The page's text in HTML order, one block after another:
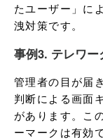
たユーザー」に
洩対策です。
事例3. テレワ
管理者の目が届
判断による画面
があります。こ
ーマークは有効